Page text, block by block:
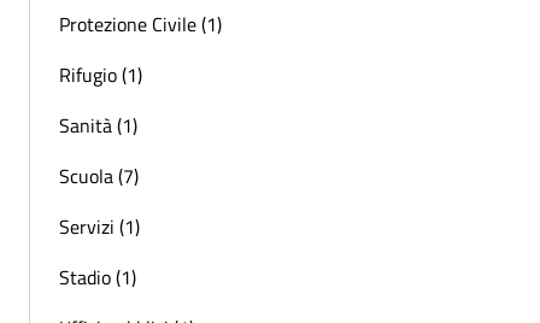
Protezione Civile (1)
Rifugio (1)
Sanità (1)
Scuola (7)
Servizi (1)
Stadio (1)